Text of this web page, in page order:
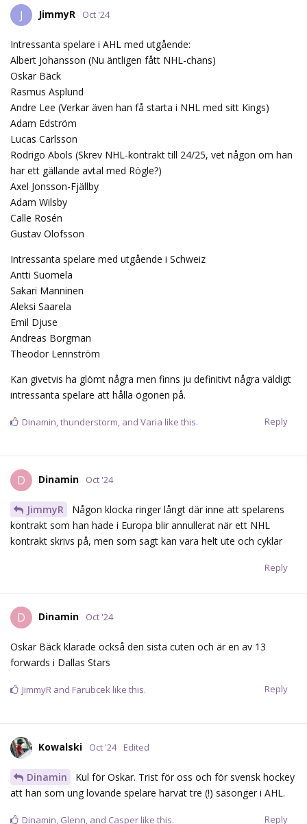
J JimmyR Oct '24
Intressanta spelare i AHL med utgående:
Albert Johansson (Nu äntligen fått NHL-chans)
Oskar Bäck
Rasmus Asplund
Andre Lee (Verkar även han få starta i NHL med sitt Kings)
Adam Edström
Lucas Carlsson
Rodrigo Abols (Skrev NHL-kontrakt till 24/25, vet någon om han
har ett gällande avtal med Rögle?)
Axel Jonsson-Fjällby
Adam Wilsby
Calle Rosén
Gustav Olofsson
Intressanta spelare med utgående i Schweiz
Antti Suomela
Sakari Manninen
Aleksi Saarela
Emil Djuse
Andreas Borgman
Theodor Lennström
Kan givetvis ha glömt några men finns ju definitivt några väldigt
intressanta spelare att hålla ögonen på.
Reply
Dinamin,thunderstorm, and Varia like this.
D Dinamin Oct '24
JimmyR
Någon klocka ringer långt där inne att spelarens
kontrakt som han hade i Europa blir annullerat när ett NHL
kontrakt skrivs på, men som sagt kan vara helt ute och cyklar
Reply
D Dinamin Oct '24
Oskar Bäck klarade också den sista cuten och är en av 13
forwards i Dallas Stars
Reply
JimmyR and Farubcek like this.
Kowalski Oct '24 Edited
Dinamin
Kul för Oskar. Trist för oss och för svensk hockey
att han som ung lovande spelare harvat tre (!) säsonger i AHL.
Reply
Dinamin, Glenn, and Casper like this.